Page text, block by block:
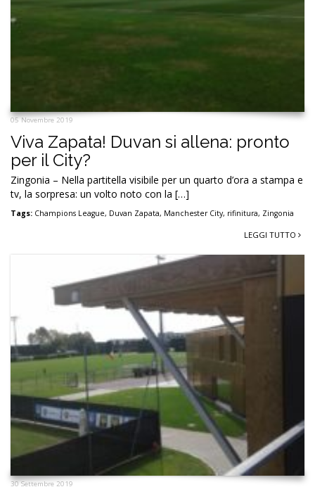
05 Novembre 2019
Viva Zapata! Duvan si allena: pronto
per il City?
Zingonia – Nella partitella visibile per un quarto d’ora a stampa e
tv, la sorpresa: un volto noto con la […]
Tags: Champions League, Duvan Zapata, Manchester City, rifinitura, Zingonia
LEGGI TUTTO
30 Settembre 2019